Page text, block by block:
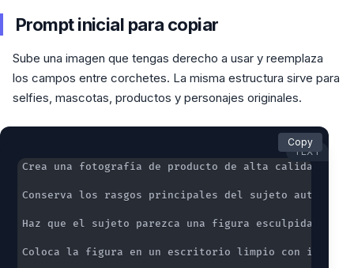
Prompt inicial para copiar
Sube una imagen que tengas derecho a usar y reemplaza
los campos entre corchetes. La misma estructura sirve para
selfies, mascotas, productos y personajes originales.
TEXT
Copy